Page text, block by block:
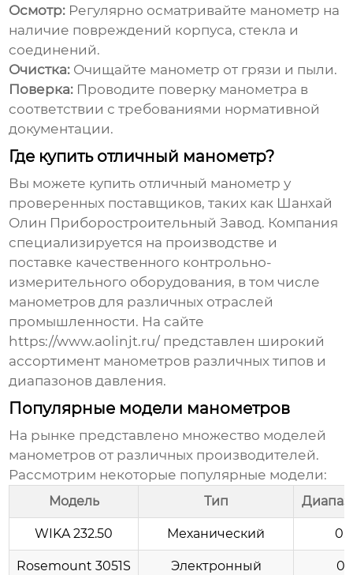
Осмотр: Регулярно осматривайте манометр на
наличие повреждений корпуса, стекла и
соединений.
Очистка: Очищайте манометр от грязи и пыли.
Поверка: Проводите поверку манометра в
соответствии с требованиями нормативной
документации.
Где купить отличный манометр?
Вы можете купить отличный манометр у
проверенных поставщиков, таких как Шанхай
Олин Приборостроительный Завод. Компания
специализируется на производстве и
поставке качественного контрольно-
измерительного оборудования, в том числе
манометров для различных отраслей
промышленности. На сайте
https://www.aolinjt.ru/ представлен широкий
ассортимент манометров различных типов и
диапазонов давления.
Популярные модели манометров
На рынке представлено множество моделей
манометров от различных производителей.
Рассмотрим некоторые популярные модели:
Модель Тип
WIKA 232.50 Механический
Rosemount 3051S Электронный